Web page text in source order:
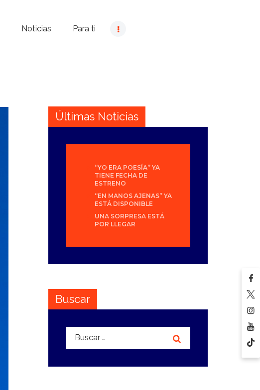
Noticias Para ti
Últimas Noticias
“YO ERA POESÍA” YA
TIENE FECHA DE
ESTRENO
“EN MANOS AJENAS” YA
ESTÁ DISPONIBLE
UNA SORPRESA ESTÁ
POR LLEGAR
Buscar
Buscar: